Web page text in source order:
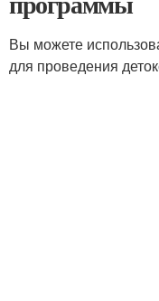
Вы можете
для проведения